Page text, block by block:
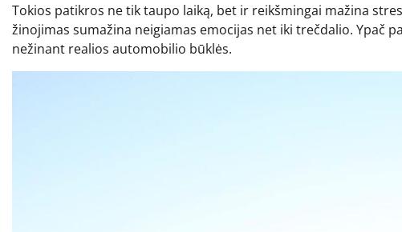
Tokios patikros ne tik taupo laiką, bet ir reikšmingai mažina
žinojimas sumažina neigiamas emocijas net iki trečdalio. Ypač
nežinant realios automobilio būklės.